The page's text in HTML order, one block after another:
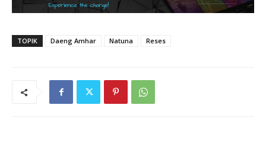
TOPIK Daeng Amhar Natuna Reses